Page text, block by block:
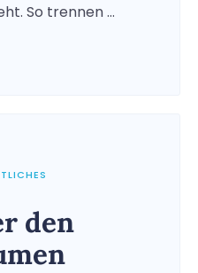
So trennen …
den